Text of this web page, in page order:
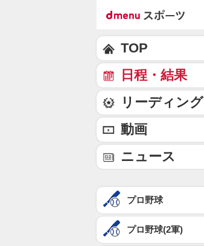
TOP
日程・結果
リーディング
動画
ニュース
プロ野球
プロ野球(2軍)